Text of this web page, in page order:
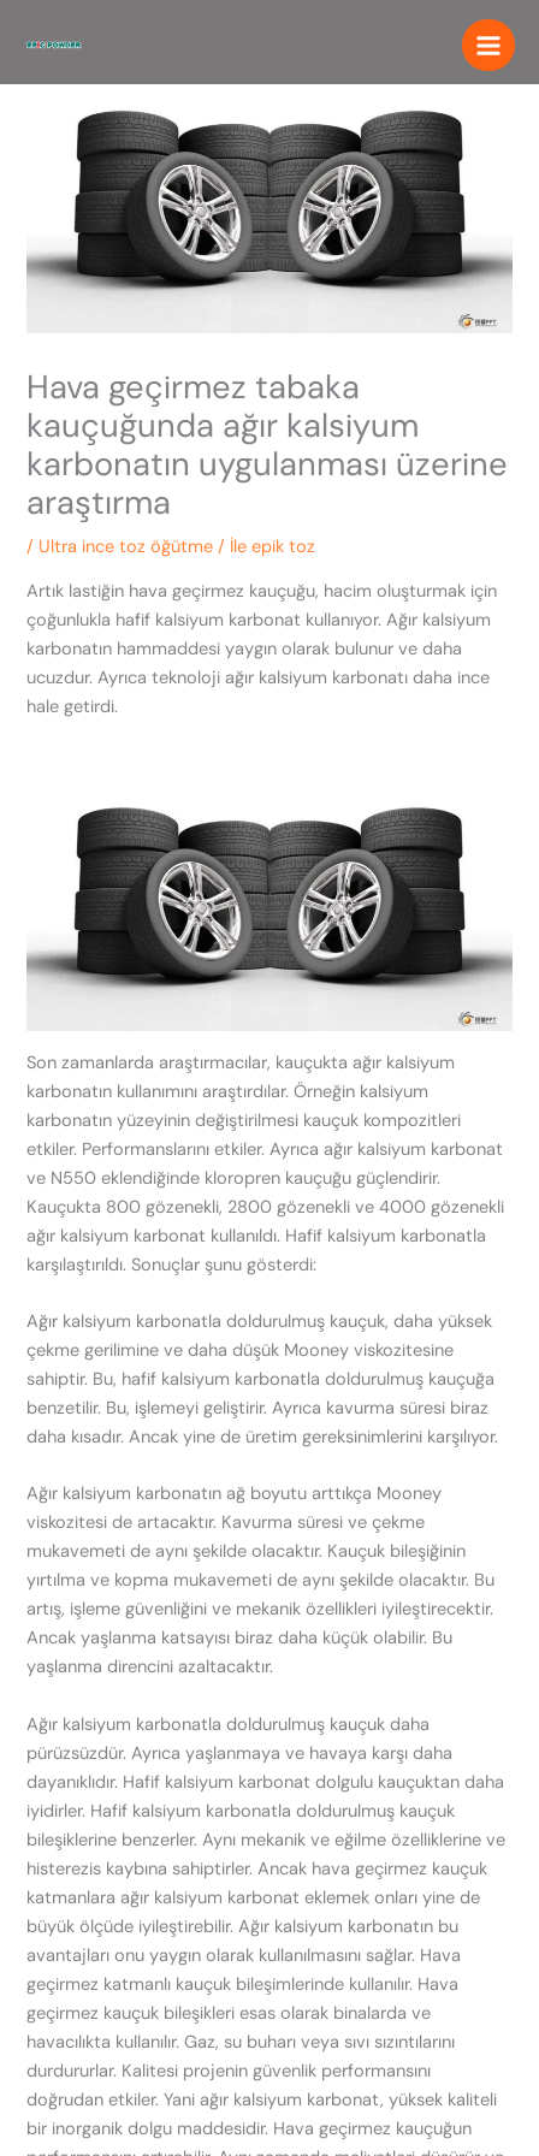
atla
Hava geçirmez tabaka
kauçuğunda ağır kalsiyum
karbonatın uygulanması üzerine
araştırma
/ Ultra ince toz öğütme / İleepik toz
Artık lastiğin hava geçirmez kauçuğu, hacim oluşturmak için
çoğunlukla hafif kalsiyum karbonat kullanıyor. Ağır kalsiyum
karbonatın hammaddesi yaygın olarak bulunur ve daha
ucuzdur. Ayrıca teknoloji ağır kalsiyum karbonatı daha ince
hale getirdi.
Son zamanlarda araştırmacılar, kauçukta ağır kalsiyum
karbonatın kullanımını araştırdılar. Örneğin kalsiyum
karbonatın yüzeyinin değiştirilmesi kauçuk kompozitleri
etkiler. Performanslarını etkiler. Ayrıca ağır kalsiyum karbonat
ve N550 eklendiğinde kloropren kauçuğu güçlendirir.
Kauçukta 800 gözenekli, 2800 gözenekli ve 4000 gözenekli
ağır kalsiyum karbonat kullanıldı. Hafif kalsiyum karbonatla
karşılaştırıldı. Sonuçlar şunu gösterdi:
Ağır kalsiyum karbonatla doldurulmuş kauçuk, daha yüksek
çekme gerilimine ve daha düşük Mooney viskozitesine
sahiptir. Bu, hafif kalsiyum karbonatla doldurulmuş kauçuğa
benzetilir. Bu, işlemeyi geliştirir. Ayrıca kavurma süresi biraz
daha kısadır. Ancak yine de üretim gereksinimlerini karşılıyor.
Ağır kalsiyum karbonatın ağ boyutu arttıkça Mooney
viskozitesi de artacaktır. Kavurma süresi ve çekme
mukavemeti de aynı şekilde olacaktır. Kauçuk bileşiğinin
yırtılma ve kopma mukavemeti de aynı şekilde olacaktır. Bu
artış, işleme güvenliğini ve mekanik özellikleri iyileştirecektir.
Ancak yaşlanma katsayısı biraz daha küçük olabilir. Bu
yaşlanma direncini azaltacaktır.
Ağır kalsiyum karbonatla doldurulmuş kauçuk daha
pürüzsüzdür. Ayrıca yaşlanmaya ve havaya karşı daha
dayanıklıdır. Hafif kalsiyum karbonat dolgulu kauçuktan daha
iyidirler. Hafif kalsiyum karbonatla doldurulmuş kauçuk
bileşiklerine benzerler. Aynı mekanik ve eğilme özelliklerine ve
histerezis kaybına sahiptirler. Ancak hava geçirmez kauçuk
katmanlara ağır kalsiyum karbonat eklemek onları yine de
büyük ölçüde iyileştirebilir. Ağır kalsiyum karbonatın bu
avantajları onu yaygın olarak kullanılmasını sağlar. Hava
geçirmez katmanlı kauçuk bileşimlerinde kullanılır. Hava
geçirmez kauçuk bileşikleri esas olarak binalarda ve
havacılıkta kullanılır. Gaz, su buharı veya sıvı sızıntılarını
durdururlar. Kalitesi projenin güvenlik performansını
doğrudan etkiler. Yani ağır kalsiyum karbonat, yüksek kaliteli
bir inorganik dolgu maddesidir. Hava geçirmez kauçuğun